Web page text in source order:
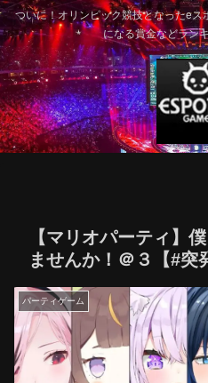
ついに！オリンピック競技となったe
になる賞金などラン
【マリオパーティ】
ませんか！＠３【#突
パーティゲーム